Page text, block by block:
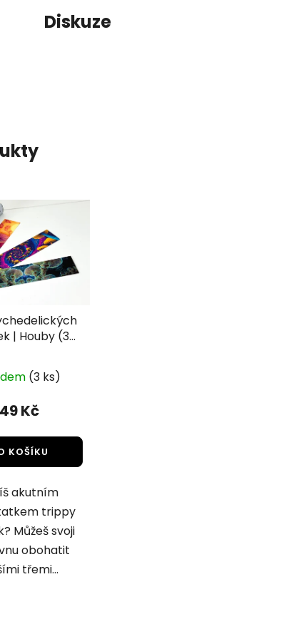
Diskuze
| Houby (3
(3 ks)
49 Kč
KOŠÍKU
akutním
trippy
Můžeš svoji
obohatit
třemi...